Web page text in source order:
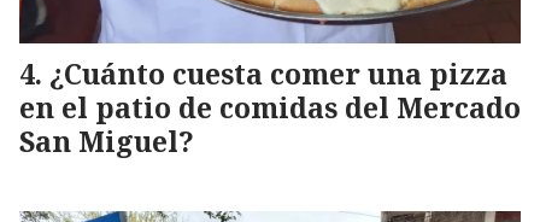
¿Cuánto cuesta comer una pizza
en el patio de comidas del Mercado
San Miguel?